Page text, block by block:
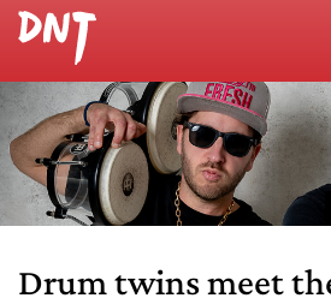
Drum twins meet